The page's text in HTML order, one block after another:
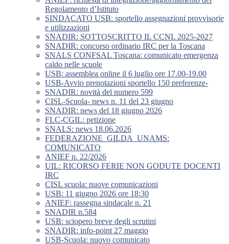
Regolamento d’Istituto
SINDACATO USB: sportello assegnazioni provvisorie
e utilizzazioni
SNADIR: SOTTOSCRITTO IL CCNL 2025-2027
SNADIR: concorso ordinario IRC per la Toscana
SNALS CONFSAL Toscana: comunicato emergenza
caldo nelle scuole
USB: assemblea online il 6 luglio ore 17.00-19.00
USB-Avvio prenotazioni sportello 150 preferenze-
SNADIR: novità del numero 599
CISL-Scuola- news n. 11 del 23 giugno
SNADIR: news del 18 giugno 2026
FLC-CGIL: petizione
SNALS: news 18.06.2026
FEDERAZIONE_GILDA_UNAMS:
COMUNICATO
ANIEF n. 22/2026
UIL: RICORSO FERIE NON GODUTE DOCENTI
IRC
CISL scuola: nuove comunicazioni
USB: 11 giugno 2026 ore 18:30
ANIEF: rassegna sindacale n. 21
SNADIR n.584
USB: sciopero breve degli scrutini
SNADIR: info-point 27 maggio
USB-Scuola: nuovo comunicato